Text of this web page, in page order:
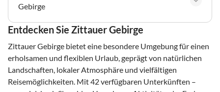
Gebirge
Entdecken Sie Zittauer Gebirge
Zittauer Gebirge bietet eine besondere Umgebung für einen
erholsamen und flexiblen Urlaub, geprägt von natürlichen
Landschaften, lokaler Atmosphäre und vielfältigen
Reisemöglichkeiten. Mit 42 verfügbaren Unterkünften –